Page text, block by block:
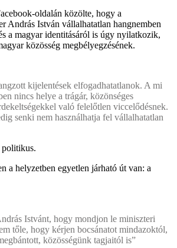
oldalán közölte, hogy a
András István vállalhatatlan hangnemben
a magyar identitásáról is úgy nyilatkozik,
közösség megbélyegzésének.
kijelentések elfogadhatatlanok. A mi
nincs helye a trágár, közönséges
való felelőtlen viccelődésnek.
senki nem használhatja fel vállalhatatlan
politikus.
a helyzetben egyetlen járható út van: a
Istvánt, hogy mondjon le miniszteri
tőle, hogy kérjen bocsánatot mindazoktól,
közösségünk tagjaitól is”